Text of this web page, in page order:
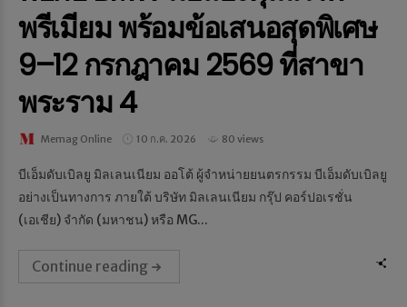
พรีเมียม พร้อมข้อเสนอสุดพิเศษ
9–12 กรกฎาคม 2569 ที่สาขา
พระราม 4
Memag Online 10 ก.ค. 2026 80 views
บีเอ็มดับเบิลยู มิลเลนเนียม ออโต้ ผู้จำหน่ายยนตรกรรม บีเอ็มดับเบิลยู
อย่างเป็นทางการ ภายใต้ บริษัท มิลเลนเนียม กรุ๊ป คอร์ปอเรชั่น
(เอเชีย) จำกัด (มหาชน) หรือ MG...
Continue reading